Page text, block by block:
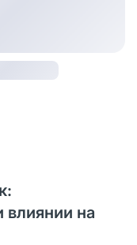
влиянии на